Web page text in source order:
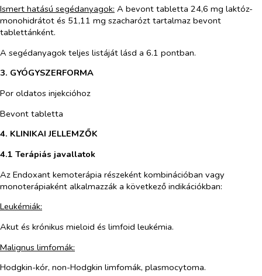
Ismert hatású segédanyagok: A bevont tabletta 24,6 mg laktóz-
monohidrátot és 51,11 mg szacharózt tartalmaz bevont
tablettánként.
A segédanyagok teljes listáját lásd a 6.1 pontban.
3. GYÓGYSZERFORMA
Por oldatos injekcióhoz
Bevont tabletta
4. KLINIKAI JELLEMZŐK
4.1 Terápiás javallatok
Az Endoxant kemoterápia részeként kombinációban vagy
monoterápiaként alkalmazzák a következő indikációkban:
Leukémiák:
Akut és krónikus mieloid és limfoid leukémia.
Malignus limfomák:
Hodgkin-kór, non-Hodgkin limfomák, plasmocytoma.